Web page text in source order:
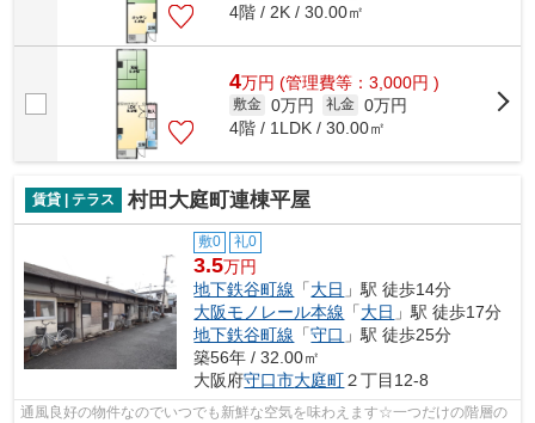
4階 / 2K / 30.00㎡
4万円 (管理費等：3,000円 )
敷金 0万円 礼金 0万円
4階 / 1LDK / 30.00㎡
賃貸 | テラス 村田大庭町連棟平屋
敷0 礼0
3.5万円
地下鉄谷町線 「大日 」駅 徒歩14分
大阪モノレール本線 「大日 」駅 徒歩17分
地下鉄谷町線 「守口 」駅 徒歩25分
築56年 / 32.00㎡
大阪府守口市大庭町２丁目12-8
通風良好の物件なのでいつでも新鮮な空気を味わえます☆一つだけの階層の